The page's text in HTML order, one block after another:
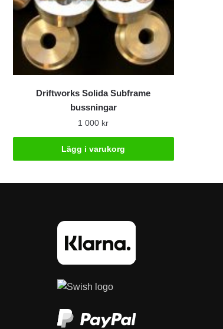
Driftworks Solida Subframe
bussningar
1 000 kr
Lägg i varukorg